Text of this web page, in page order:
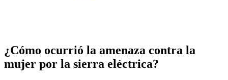
¿Cómo ocurrió la amenaza contra la
mujer por la sierra eléctrica?